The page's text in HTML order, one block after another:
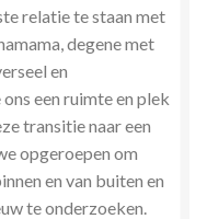
relatie te staan met
degene met
en
een ruimte en plek
transitie naar een
opgeroepen om
en van buiten en
te onderzoeken.